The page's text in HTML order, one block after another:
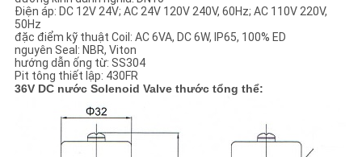
Điện áp: DC 12V 24V; AC 24V 120V 240V, 60Hz; AC 110V 220V,
50Hz
đặc điểm kỹ thuật Coil: AC 6VA, DC 6W, IP65, 100% ED
nguyên Seal: NBR, Viton
hướng dẫn ống từ: SS304
Pit tông thiết lập: 430FR
36V DC nước Solenoid Valve thước tổng thể: